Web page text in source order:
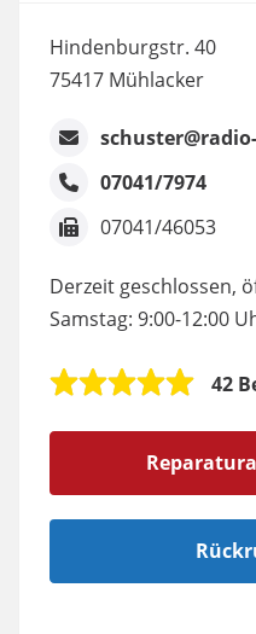
Hindenburgstr. 40
75417 Mühlacker
07041/7974
07041/46053
Derzeit geschlossen,
Samstag: 9:00-12:00
42